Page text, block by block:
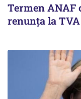
Termen ANAF
renunța la